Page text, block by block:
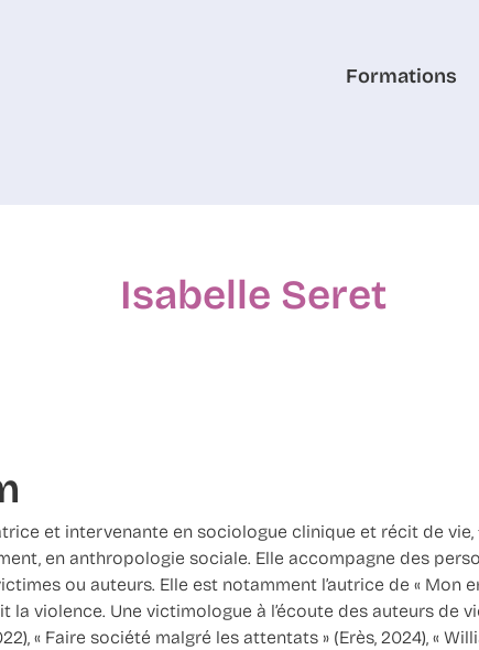
Formations
Isabelle Seret
et intervenante en sociologue clinique et récit de
en anthropologie sociale. Elle accompagne des
ou auteurs. Elle est notamment l’autrice de « Mon
la violence. Une victimologue à l’écoute des auteurs de
« Faire société malgré les attentats » (Erès, 2024), «